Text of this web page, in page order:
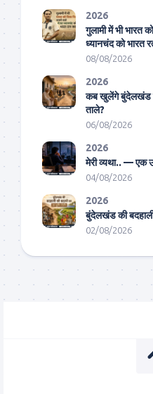
2026
गुलामी में भी भारत
ध्यानचंद को भारत
08/08/2026
2026
कब खुलेंगे बुंदेलखंड
ताले?
06/08/2026
2026
मेरी व्यथा.. — एक
04/08/2026
2026
बुंदेलखंड की
02/08/2026